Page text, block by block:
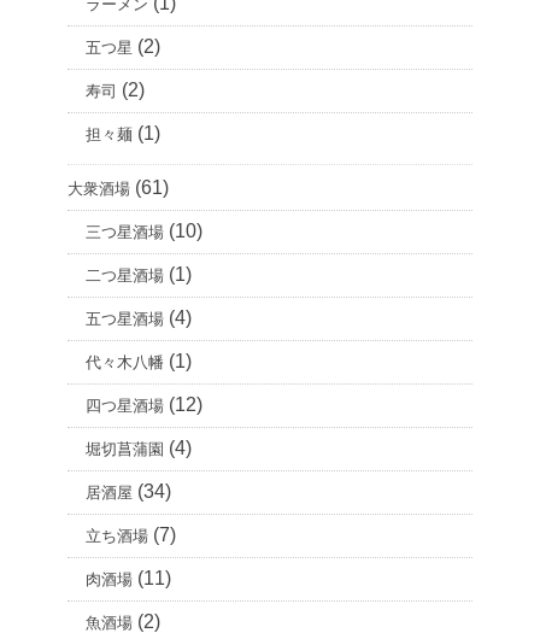
ラーメン
五つ星 (2)
寿司 (2)
担々麺 (1)
大衆酒場 (61)
三つ星酒場 (10)
二つ星酒場 (1)
五つ星酒場 (4)
代々木八幡 (1)
四つ星酒場 (12)
堀切菖蒲園 (4)
居酒屋 (34)
立ち酒場 (7)
肉酒場 (11)
魚酒場 (2)